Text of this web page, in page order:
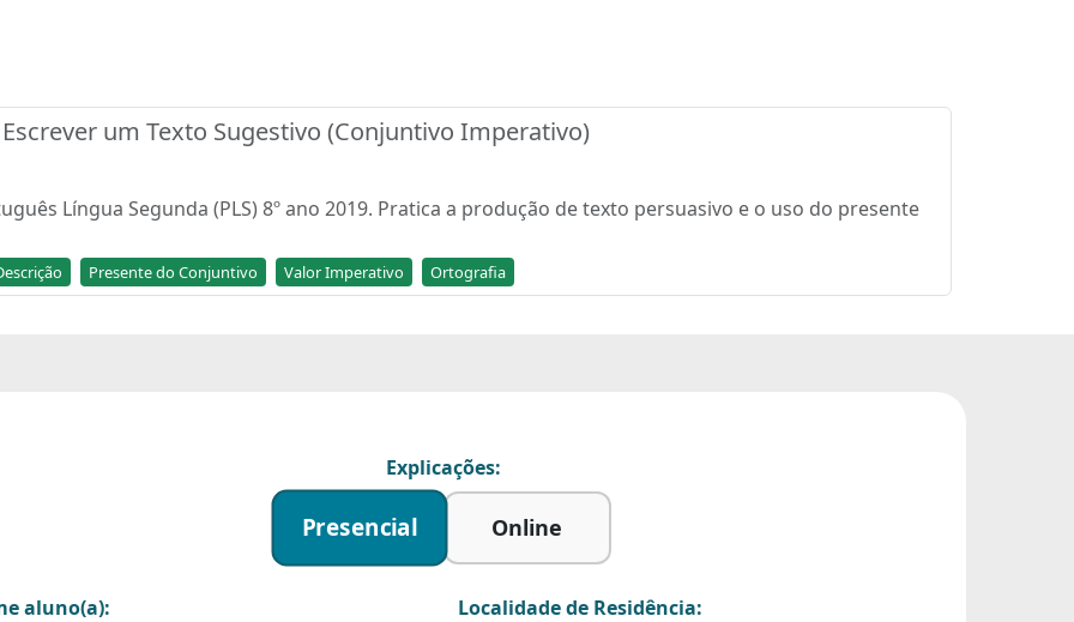
um Texto Sugestivo (Conjuntivo Imperativo)
Língua Segunda (PLS) 8º ano 2019. Pratica a produção de texto persuasivo e o uso do presente
Presente do Conjuntivo Valor Imperativo Ortografia
Explicações:
Presencial Online
aluno(a): Localidade de Residência: